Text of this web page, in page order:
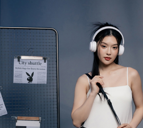
由本公司與您本人進行分期帳單所需資料之確認、
3.完整用戶服務條款，請詳閱以下連結：https://
客戶支援中心」https://
【注意事項】
１．透過由恩沛科技股份有限公司提供之「AFTEE
易，需依本服務之必要範圍內提供個人資料，並將
權轉讓予恩沛科技股份有限公司。
２．關於個人資料處理事宜，請瀏覽以下網址：
https://aftee.tw/terms/#terms3
３．未成年的使用者請事先徵得法定代理人或監護
「AFTEE先享後付」，若未經同意申辦者引起之損
任。
４．使用「AFTEE先享後付」時，將依據個別帳號
7-11取貨付款
每筆NT$60，滿NT$2,000(含以上)免運費
付款後7-11取貨
每筆NT$60，滿NT$2,000(含以上)免運費
宅配
每筆NT$60，滿NT$2,000(含以上)免運費